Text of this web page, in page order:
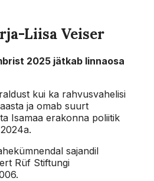
Liisa Veiser
2025 jätkab linnaosa
kui ka rahvusvahelisi
ja omab suurt
Isamaa erakonna poliitik
sajandil
Rüf Stiftungi